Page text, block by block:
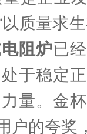
质量求
阻炉已
于稳定
量。金
户的夸奖